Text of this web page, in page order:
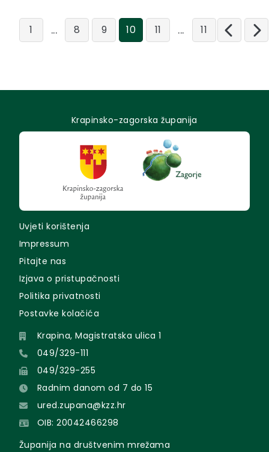
1 ... 8 9 10 11 ... 11
Krapinsko-zagorska županija
Uvjeti korištenja
Impressum
Pitajte nas
Izjava o pristupačnosti
Politika privatnosti
Postavke kolačića
Krapina, Magistratska ulica 1
049/329-111
049/329-255
Radnim danom od 7 do 15
ured.zupana@kzz.hr
OIB: 20042466298
Županija na društvenim mrežama